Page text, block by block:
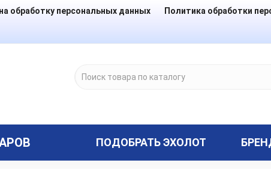
обработку персональных данных Политика обработки
ПОДОБРАТЬ ЭХОЛОТ